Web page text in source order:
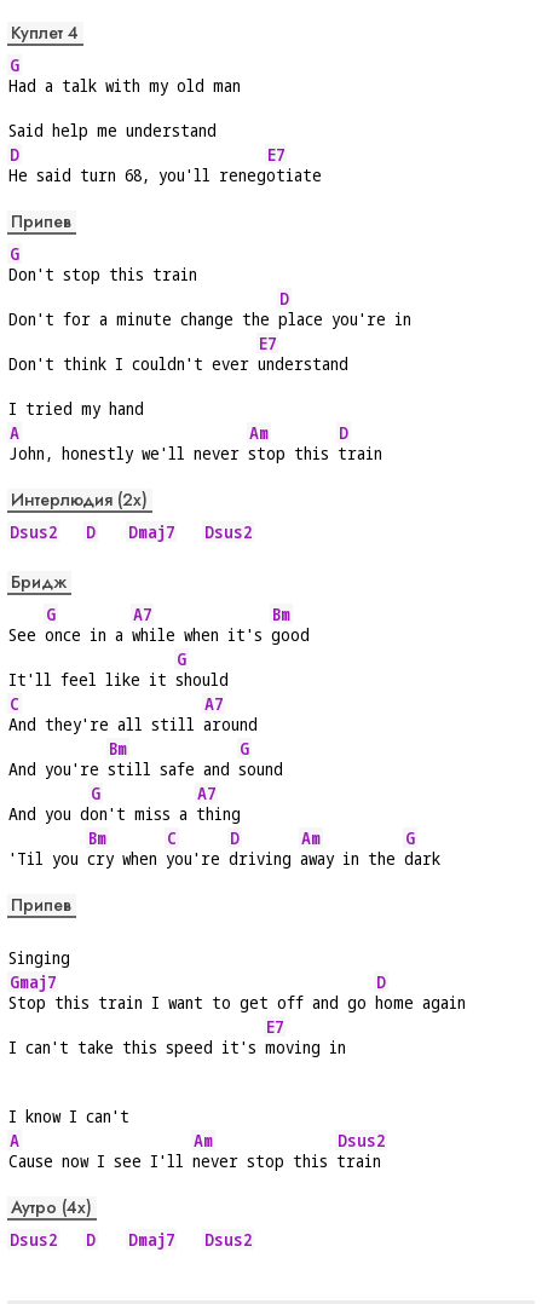
Куплет 4
G
Had a talk with my old man
Said help me understand
D
He said turn 68, you'll reneg
E7
otiate
Припев
G
Don't stop this train
Don't for a minute change the
D
place you're in
Don't think I couldn't ever
E7
understand
I tried my hand
A
John, honestly we'll never
Am
stop this
D
train
Интерлюдия (2x)
Dsus2 D Dmaj7 Dsus2
Бридж
See
G
once in a
A7
while when it's
Bm
good
It'll feel like it
G
should
C
And they're all still
A7
around
And you're
Bm
still safe and
G
sound
And you d
G
on't miss a
A7
thing
'Til you
Bm
cry when
C
you're
D
driving
Am
away in the
G
dark
Припев
Singing
Gmaj7
Stop this train I want to get off and go
D
home again
I can't take this speed it's
E7
moving in
I know I can't
A
Cause now I see I'll
Am
never stop this
Dsus2
train
Аутро (4x)
Dsus2 D Dmaj7 Dsus2